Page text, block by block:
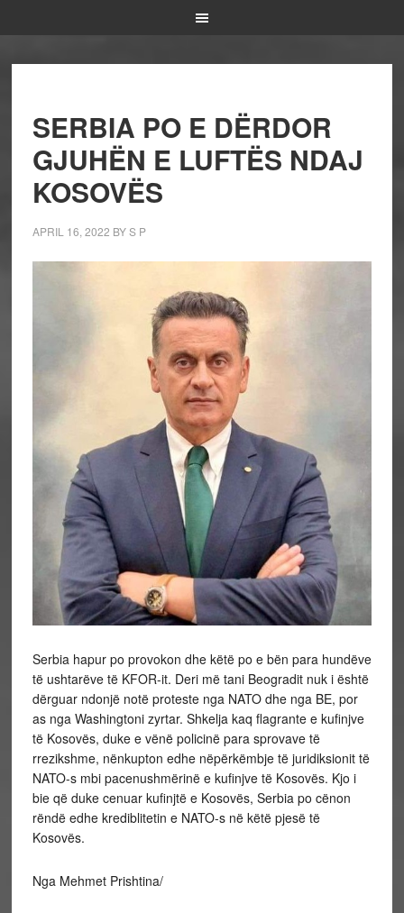
SERBIA PO E DËRDOR
GJUHËN E LUFTËS NDAJ
KOSOVËS
APRIL 16, 2022 BYS P
Serbia hapur po provokon dhe këtë po e bën para hundëve
të ushtarëve të KFOR-it. Deri më tani Beogradit nuk i është
dërguar ndonjë notë proteste nga NATO dhe nga BE, por
as nga Washingtoni zyrtar. Shkelja kaq flagrante e kufinjve
të Kosovës, duke e vënë policinë para sprovave të
rrezikshme, nënkupton edhe nëpërkëmbje të juridiksionit të
NATO-s mbi pacenushmërinë e kufinjve të Kosovës. Kjo i
bie që duke cenuar kufinjtë e Kosovës, Serbia po cënon
rëndë edhe krediblitetin e NATO-s në këtë pjesë të
Kosovës.
Nga Mehmet Prishtina/